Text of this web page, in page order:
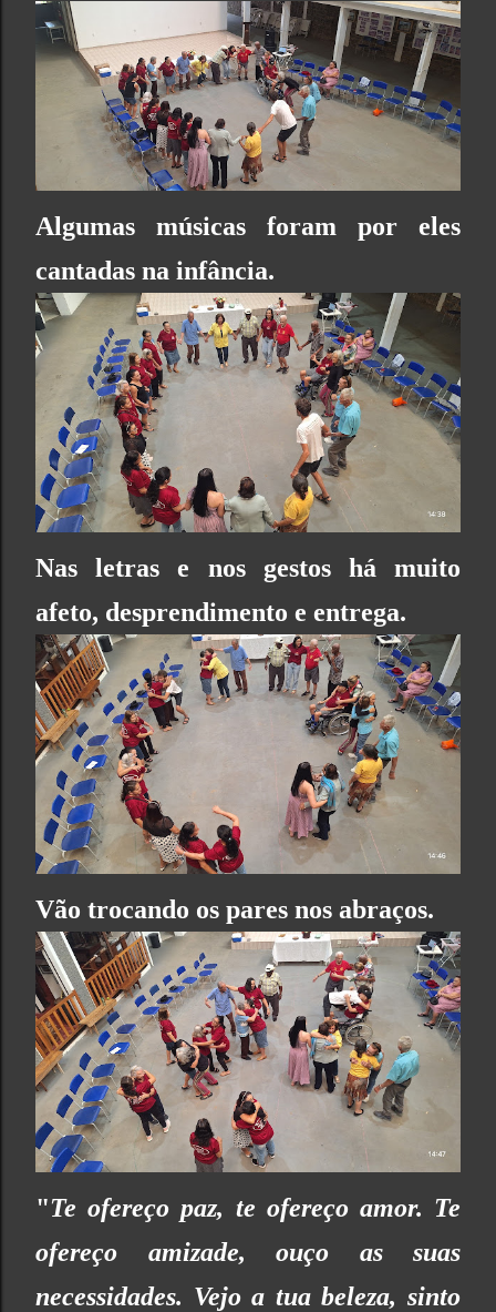
Algumas músicas foram por eles
cantadas na infância.
Nas letras e nos gestos há muito
afeto, desprendimento e entrega.
Vão trocando os pares nos abraços.
"Te ofereço paz, te ofereço amor. Te
ofereço amizade, ouço as suas
necessidades. Vejo a tua beleza, sinto